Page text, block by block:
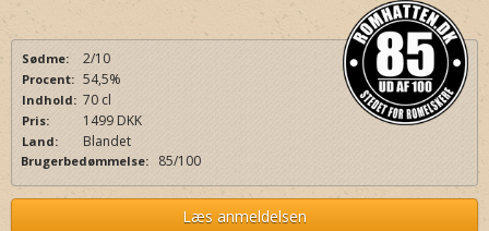
Sødme: 2/10
Procent: 54,5%
Indhold: 70 cl
Pris: 1499 DKK
Land: Blandet
Brugerbedømmelse: 85/100
Læs anmeldelsen